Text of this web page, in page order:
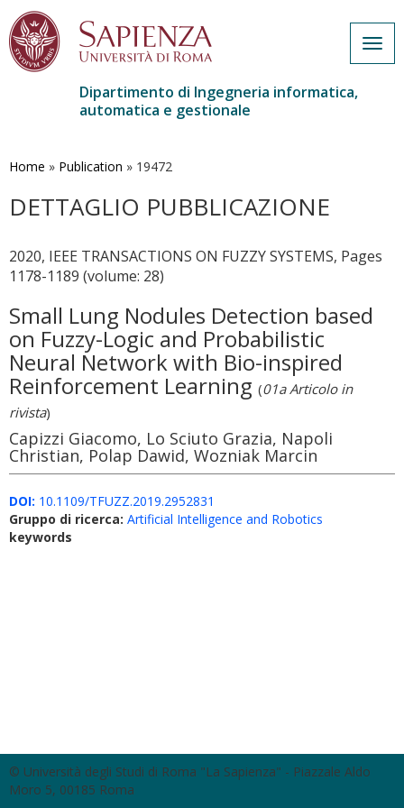
contenuto
Dipartimento di Ingegneria informatica,
automatica e gestionale
Home » Publication » 19472
DETTAGLIO PUBBLICAZIONE
2020, IEEE TRANSACTIONS ON FUZZY SYSTEMS, Pages
1178-1189 (volume: 28)
Small Lung Nodules Detection based
on Fuzzy-Logic and Probabilistic
Neural Network with Bio-inspired
Reinforcement Learning (01a Articolo in
rivista)
Capizzi Giacomo, Lo Sciuto Grazia, Napoli
Christian, Polap Dawid, Wozniak Marcin
DOI: 10.1109/TFUZZ.2019.2952831
Gruppo di ricerca: Artificial Intelligence and Robotics
keywords
© Università degli Studi di Roma "La Sapienza" - Piazzale Aldo
Moro 5, 00185 Roma